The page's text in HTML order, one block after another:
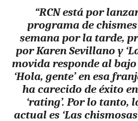
“RCN está por
programa de
semana por la tarde,
por Karen Sevillano y
movida responde al bajo
‘Hola, gente’ en esa
ha carecido de éxito
‘rating’. Por lo tanto,
actual es ‘Las